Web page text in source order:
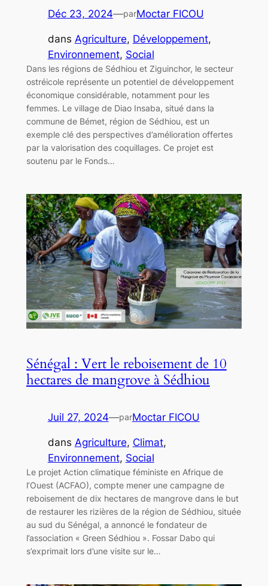
Déc 23, 2024—parMoctar FICOU
dans Agriculture, Développement
Environnement, Social
Dans les régions de Sédhiou et Ziguinchor, le secteur
ostréicole représente un potentiel de développement
économique considérable, notamment pour les
femmes. Le village de Diao Insaba, situé dans la
commune de Bémet, région de Sédhiou, est un
exemple clé des perspectives d’amélioration offertes
par la valorisation des coquillages. Ce projet est
soutenu par le Fonds…
Sénégal : Vert le reboisement de 10
hectares de mangrove à Sédhiou
Juil 27, 2024—parMoctar FICOU
dans Agriculture, Climat
Environnement, Social
Le projet Action climatique féministe en Afrique de
l’Ouest (ACFAO), compte mener une campagne de
reboisement de dix hectares de mangrove dans le but
de restaurer les rizières de la région de Sédhiou, située
au sud du Sénégal, a annoncé le fondateur de
l’association « Green Sédhiou ». Fossar Dabo qui
s’exprimait lors d’une visite sur le…